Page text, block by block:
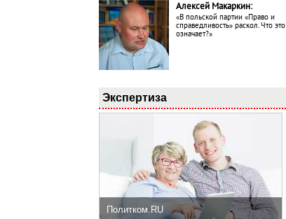
Алексей Макаркин:
«В польской партии «Право и
справедливость» раскол. Что это
означает?»
Экспертиза
Политком.RU